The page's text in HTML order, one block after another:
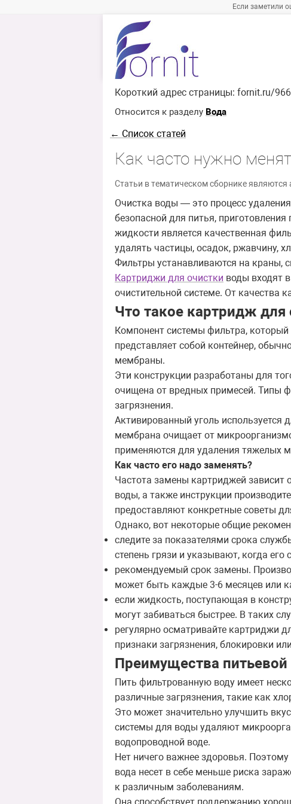
Если заметили
Короткий адрес страницы: fornit.ru/
Относится к разделу Вода
← Список статей
Как часто нужно
Статьи в тематическом сборнике
Очистка воды — это процесс
безопасной для питья,
жидкости является качественная
удалять частицы, осадок, ржавчину,
Фильтры устанавливаются на краны,
Картриджи для очистки воды входят
очистительной системе. От качества
Что такое картридж для
Компонент системы фильтра,
представляет собой контейнер,
мембраны.
Эти конструкции разработаны для
очищена от вредных примесей. Типы
загрязнения.
Активированный уголь используется
мембрана очищает от
применяются для удаления тяжелых
Как часто его надо заменять?
Частота замены картриджей зависит
воды, а также инструкции
предоставляют конкретные советы
Однако, вот некоторые общие
следите за показателями срока
степень грязи и указывают, когда его
рекомендуемый срок замены.
может быть каждые 3-6 месяцев или
если жидкость, поступающая в
могут забиваться быстрее. В таких
регулярно осматривайте картриджи
признаки загрязнения, блокировки
Преимущества
Пить фильтрованную воду имеет
различные загрязнения, такие как
Это может значительно улучшить
системы для воды удаляют
водопроводной воде.
Нет ничего важнее здоровья.
вода несет в себе меньше риска
к различным заболеваниям.